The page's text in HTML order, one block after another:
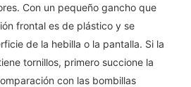
Con un pequeño gancho que
frontal es de plástico y se
de la hebilla o la pantalla. Si la
tornillos, primero succione la
con las bombillas